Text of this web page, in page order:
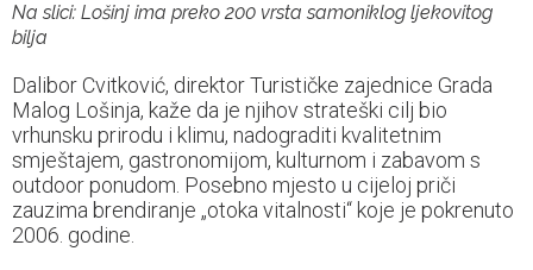
Na slici: Lošinj ima preko 200 vrsta samoniklog ljekovitog
bilja
Dalibor Cvitković, direktor Turističke zajednice Grada
Malog Lošinja, kaže da je njihov strateški cilj bio
vrhunsku prirodu i klimu, nadograditi kvalitetnim
smještajem, gastronomijom, kulturnom i zabavom s
outdoor ponudom. Posebno mjesto u cijeloj priči
zauzima brendiranje „otoka vitalnosti“ koje je pokrenuto
2006. godine.